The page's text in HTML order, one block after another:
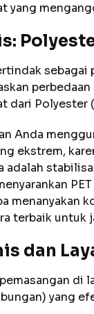
yang
sebagai
Polyester
Anda
ekstrem,
menanyakan
terbaik untuk
dan
di
yang